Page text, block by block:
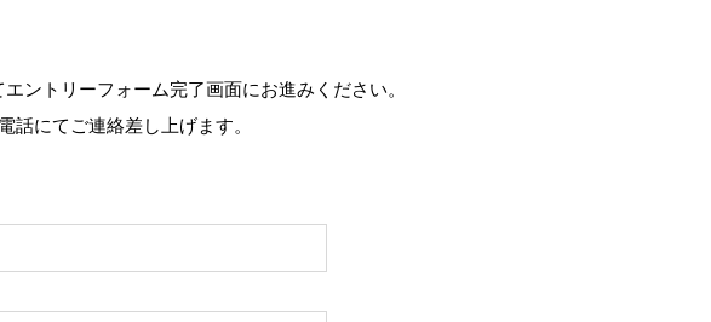
ントリーフォーム完了画面にお進みください。
話にてご連絡差し上げます。